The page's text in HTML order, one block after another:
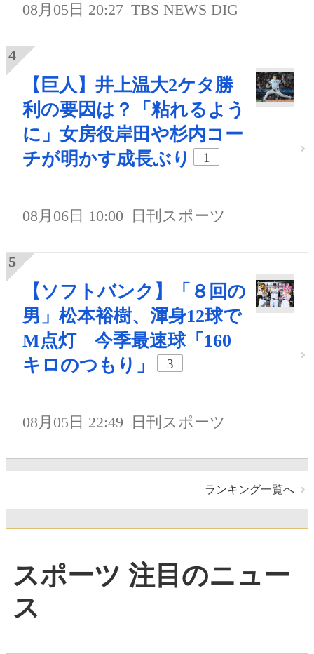
08月05日 20:27 TBS NEWS DIG
【巨人】井上温大2ケタ勝
利の要因は？「粘れるよう
に」女房役岸田や杉内コー
チが明かす成長ぶり
1
08月06日 10:00 日刊スポーツ
【ソフトバンク】「８回の
男」松本裕樹、渾身12球で
M点灯 今季最速球「160
キロのつもり」
3
08月05日 22:49 日刊スポーツ
ランキング一覧へ
スポーツ 注目のニュー
ス